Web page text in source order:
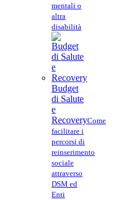
mentali o
altra
disabilità
Budget
di Salute
e
RecoveryCome
facilitare i
percorsi di
reinserimento
sociale
attraverso
DSM ed
Enti